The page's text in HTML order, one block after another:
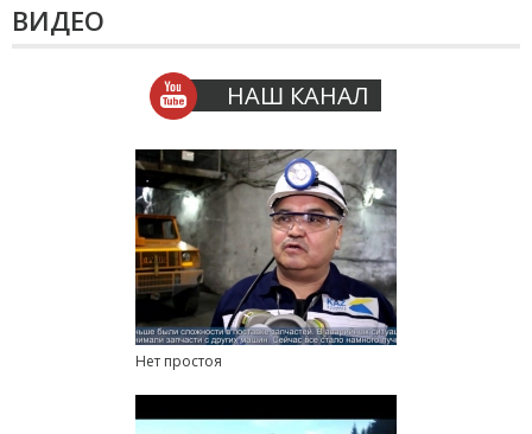
ВИДЕО
НАШ КАНАЛ
Нет простоя